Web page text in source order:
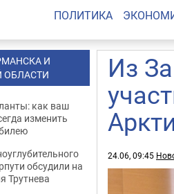
ПОЛИТИКА
Из
24.06, 09:45
И
как ваш
изменить
обсудили на
Трутнева